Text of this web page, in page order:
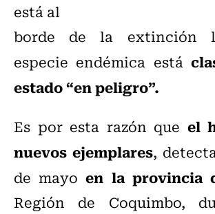
está al
borde de la extinción
especie endémica está
estado “en peligro”.
Es por esta razón que el
nuevos ejemplares,
de mayoen la provincia
Región de Coquimbo,